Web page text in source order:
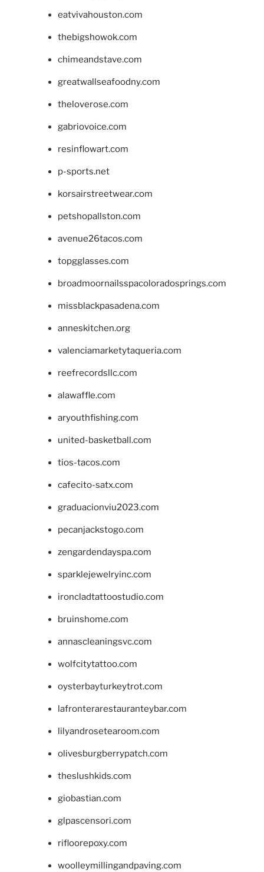
eatvivahouston.com
thebigshowok.com
chimeandstave.com
greatwallseafoodny.com
theloverose.com
gabriovoice.com
resinflowart.com
p-sports.net
korsairstreetwear.com
petshopallston.com
avenue26tacos.com
topgglasses.com
broadmoornailsspacoloradosprings.com
missblackpasadena.com
anneskitchen.org
valenciamarketytaqueria.com
reefrecordsllc.com
alawaffle.com
aryouthfishing.com
united-basketball.com
tios-tacos.com
cafecito-satx.com
graduacionviu2023.com
pecanjackstogo.com
zengardendayspa.com
sparklejewelryinc.com
ironcladtattoostudio.com
bruinshome.com
annascleaningsvc.com
wolfcitytattoo.com
oysterbayturkeytrot.com
lafronterarestauranteybar.com
lilyandrosetearoom.com
olivesburgberrypatch.com
theslushkids.com
giobastian.com
glpascensori.com
rifloorepoxy.com
woolleymillingandpaving.com